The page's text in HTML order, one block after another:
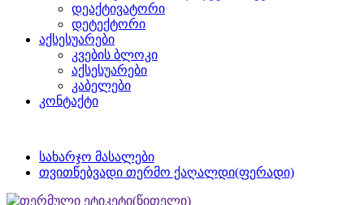
დეაქტივატორი
დეტექტორი
აქსესუარები
კვების ბლოკი
აქსესუარები
კაბელები
კონტაქტი
სახარჯო მასალები
თვითწებვადი თერმო ქაღალდი(ფერადი)